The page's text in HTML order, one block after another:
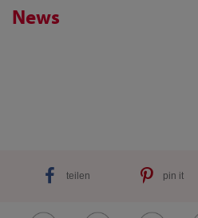
News
teilen pin it